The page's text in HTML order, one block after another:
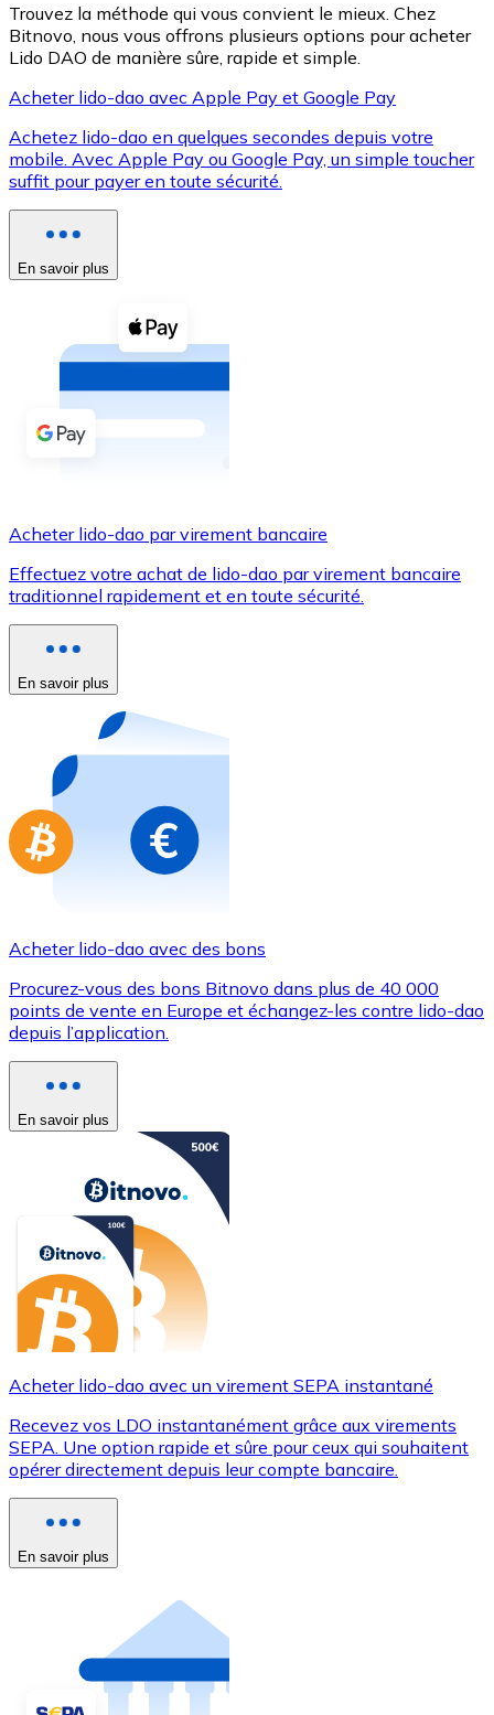
XRP
XRP
Voir toutes
Coupons crypto
Achetez des cryptomonnaies en espèces et d'autres
Acheter avec espèces
Virement SEPA
Utilisez les cartes Visa et Mastercard pour acheter
Acheter avec carte
Nouveau
Achetez des cartes-cadeaux de vos marques
Aller à la boutique de cartes-cadeaux
Trouvez la méthode qui vous convient le mieux. Chez
Bitnovo, nous vous offrons plusieurs options pour acheter
Lido DAO de manière sûre, rapide et simple.
Acheter lido-dao avec Apple Pay et Google Pay
Achetez lido-dao en quelques secondes depuis votre
mobile. Avec Apple Pay ou Google Pay, un simple toucher
suffit pour payer en toute sécurité.
En savoir plus
Acheter lido-dao par virement bancaire
Effectuez votre achat de lido-dao par virement bancaire
traditionnel rapidement et en toute sécurité.
En savoir plus
Acheter lido-dao avec des bons
Procurez-vous des bons Bitnovo dans plus de 40 000
points de vente en Europe et échangez-les contre lido-dao
depuis l’application.
En savoir plus
Acheter lido-dao avec un virement SEPA instantané
Recevez vos LDO instantanément grâce aux virements
SEPA. Une option rapide et sûre pour ceux qui souhaitent
opérer directement depuis leur compte bancaire.
En savoir plus